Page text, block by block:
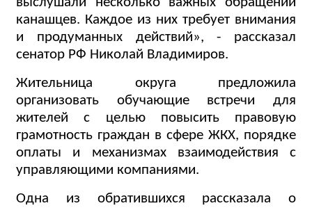
канашцев. Каждое из них требует внимания
и продуманных действий», - рассказал
сенатор РФ Николай Владимиров.
Жительница округа предложила
организовать обучающие встречи для
жителей с целью повысить правовую
грамотность граждан в сфере ЖКХ, порядке
оплаты и механизмах взаимодействия с
управляющими компаниями.
Одна из обратившихся рассказала о